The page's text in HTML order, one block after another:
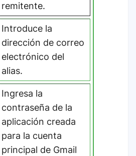
remitente.
Introduce la
dirección de correo
electrónico del
alias.
Ingresa la
contraseña de la
aplicación creada
para la cuenta
principal de Gmail